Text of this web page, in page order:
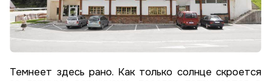
Темнеет здесь рано. Как только солнце скроется